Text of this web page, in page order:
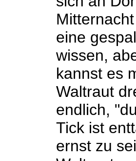
eine
wissen,
kannst es
Waltraut
endlich,
Tick ist
ernst zu